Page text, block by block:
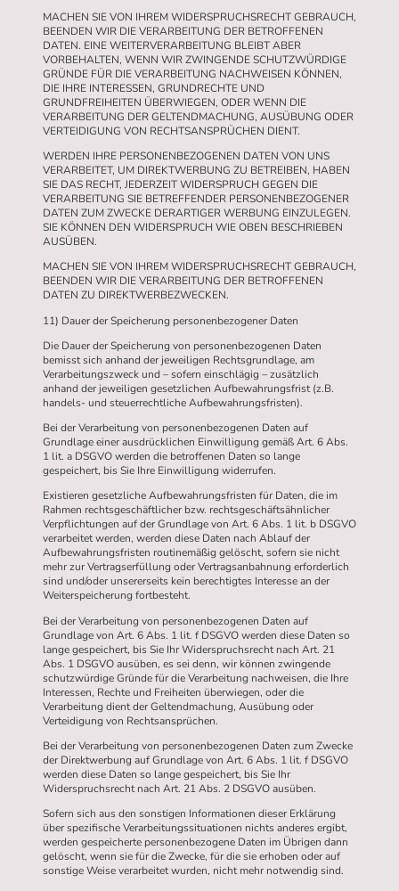
MACHEN SIE VON IHREM WIDERSPRUCHSRECHT GEBRAUCH,
BEENDEN WIR DIE VERARBEITUNG DER BETROFFENEN
DATEN. EINE WEITERVERARBEITUNG BLEIBT ABER
VORBEHALTEN, WENN WIR ZWINGENDE SCHUTZWÜRDIGE
GRÜNDE FÜR DIE VERARBEITUNG NACHWEISEN KÖNNEN,
DIE IHRE INTERESSEN, GRUNDRECHTE UND
GRUNDFREIHEITEN ÜBERWIEGEN, ODER WENN DIE
VERARBEITUNG DER GELTENDMACHUNG, AUSÜBUNG ODER
VERTEIDIGUNG VON RECHTSANSPRÜCHEN DIENT.
WERDEN IHRE PERSONENBEZOGENEN DATEN VON UNS
VERARBEITET, UM DIREKTWERBUNG ZU BETREIBEN, HABEN
SIE DAS RECHT, JEDERZEIT WIDERSPRUCH GEGEN DIE
VERARBEITUNG SIE BETREFFENDER PERSONENBEZOGENER
DATEN ZUM ZWECKE DERARTIGER WERBUNG EINZULEGEN.
SIE KÖNNEN DEN WIDERSPRUCH WIE OBEN BESCHRIEBEN
AUSÜBEN.
MACHEN SIE VON IHREM WIDERSPRUCHSRECHT GEBRAUCH,
BEENDEN WIR DIE VERARBEITUNG DER BETROFFENEN
DATEN ZU DIREKTWERBEZWECKEN.
11) Dauer der Speicherung personenbezogener Daten
Die Dauer der Speicherung von personenbezogenen Daten
bemisst sich anhand der jeweiligen Rechtsgrundlage, am
Verarbeitungszweck und – sofern einschlägig – zusätzlich
anhand der jeweiligen gesetzlichen Aufbewahrungsfrist (z.B.
handels- und steuerrechtliche Aufbewahrungsfristen).
Bei der Verarbeitung von personenbezogenen Daten auf
Grundlage einer ausdrücklichen Einwilligung gemäß Art. 6 Abs.
1 lit. a DSGVO werden die betroffenen Daten so lange
gespeichert, bis Sie Ihre Einwilligung widerrufen.
Existieren gesetzliche Aufbewahrungsfristen für Daten, die im
Rahmen rechtsgeschäftlicher bzw. rechtsgeschäftsähnlicher
Verpflichtungen auf der Grundlage von Art. 6 Abs. 1 lit. b DSGVO
verarbeitet werden, werden diese Daten nach Ablauf der
Aufbewahrungsfristen routinemäßig gelöscht, sofern sie nicht
mehr zur Vertragserfüllung oder Vertragsanbahnung erforderlich
sind und/oder unsererseits kein berechtigtes Interesse an der
Weiterspeicherung fortbesteht.
Bei der Verarbeitung von personenbezogenen Daten auf
Grundlage von Art. 6 Abs. 1 lit. f DSGVO werden diese Daten so
lange gespeichert, bis Sie Ihr Widerspruchsrecht nach Art. 21
Abs. 1 DSGVO ausüben, es sei denn, wir können zwingende
schutzwürdige Gründe für die Verarbeitung nachweisen, die Ihre
Interessen, Rechte und Freiheiten überwiegen, oder die
Verarbeitung dient der Geltendmachung, Ausübung oder
Verteidigung von Rechtsansprüchen.
Bei der Verarbeitung von personenbezogenen Daten zum Zwecke
der Direktwerbung auf Grundlage von Art. 6 Abs. 1 lit. f DSGVO
werden diese Daten so lange gespeichert, bis Sie Ihr
Widerspruchsrecht nach Art. 21 Abs. 2 DSGVO ausüben.
Sofern sich aus den sonstigen Informationen dieser Erklärung
über spezifische Verarbeitungssituationen nichts anderes ergibt,
werden gespeicherte personenbezogene Daten im Übrigen dann
gelöscht, wenn sie für die Zwecke, für die sie erhoben oder auf
sonstige Weise verarbeitet wurden, nicht mehr notwendig sind.